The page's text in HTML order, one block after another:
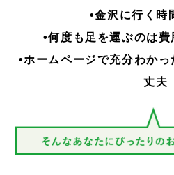
•金沢に行く時
•何度も足を運ぶのは
•ホームページで充分わか
丈夫